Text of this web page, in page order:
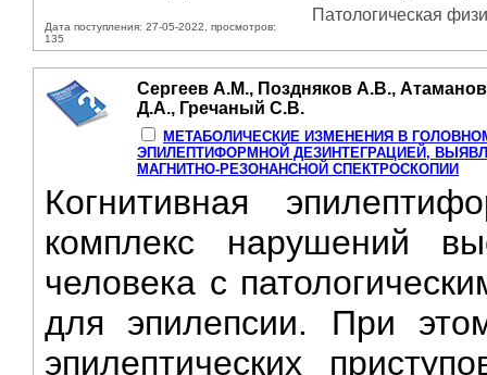
Дата поступления: 27-05-2022, просмотров:
135
Патологическая
Сергеев А.М., Поздняков А.В.,
Д.А., Гречаный С.В.
МЕТАБОЛИЧЕСКИЕ ИЗМЕНЕНИЯ В
ЭПИЛЕПТИФОРМНОЙ ДЕЗИНТЕГРАЦИЕЙ,
МАГНИТНО-РЕЗОНАНСНОЙ СПЕКТРОСКОПИИ
Когнитивная
комплекс нарушений
человека с
для эпилепсии. При
эпилептических